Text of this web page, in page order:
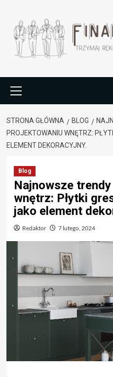
treści
główne
STRONA GŁÓWNA BLOG
PROJEKTOWANIU WNĘTRZ:
ELEMENT DEKORACYJNY.
Blog
Najnowsze
wnętrz: Płytki
jako element
Redaktor 7 lutego, 2024